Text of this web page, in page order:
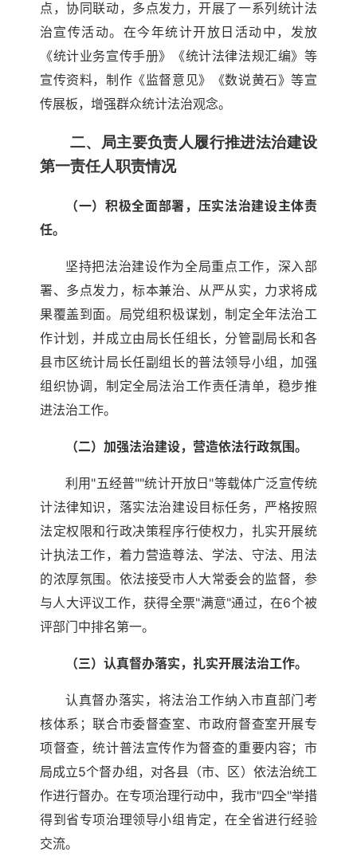
点，协同联动，多点发力，开展了一系列统计法
治宣传活动。在今年统计开放日活动中，发放
《统计业务宣传手册》《统计法律法规汇编》等
宣传资料，制作《监督意见》《数说黄石》等宣
传展板，增强群众统计法治观念。
二、局主要负责人履行推进法治建设
第一责任人职责情况
（一）积极全面部署，压实法治建设主体责
任。
坚持把法治建设作为全局重点工作，深入部
署、多点发力，标本兼治、从严从实，力求将成
果覆盖到面。局党组积极谋划，制定全年法治工
作计划，并成立由局长任组长，分管副局长和各
县市区统计局长任副组长的普法领导小组，加强
组织协调，制定全局法治工作责任清单，稳步推
进法治工作。
（二）加强法治建设，营造依法行政氛围。
利用"五经普""统计开放日"等载体广泛宣传统
计法律知识，落实法治建设目标任务，严格按照
法定权限和行政决策程序行使权力，扎实开展统
计执法工作，着力营造尊法、学法、守法、用法
的浓厚氛围。依法接受市人大常委会的监督，参
与人大评议工作，获得全票"满意"通过，在6个被
评部门中排名第一。
（三）认真督办落实，扎实开展法治工作。
认真督办落实，将法治工作纳入市直部门考
核体系；联合市委督查室、市政府督查室开展专
项督查，统计普法宣传作为督查的重要内容；市
局成立5个督办组，对各县（市、区）依法治统工
作进行督办。在专项治理行动中，我市"四全"举措
得到省专项治理领导小组肯定，在全省进行经验
交流。